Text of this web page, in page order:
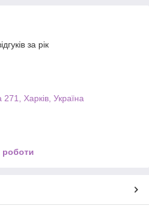
за рік
Харків, Україна
роботи